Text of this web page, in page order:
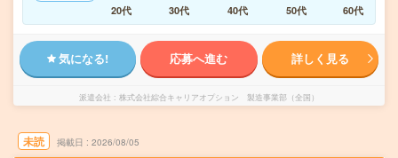
20代
30代 40代 50代 60代
気になる! 応募へ進む 詳しく見る
派遣会社 株式会社綜合キャリアオプション 製造事業部（全国）
未読 掲載日 2026/08/05